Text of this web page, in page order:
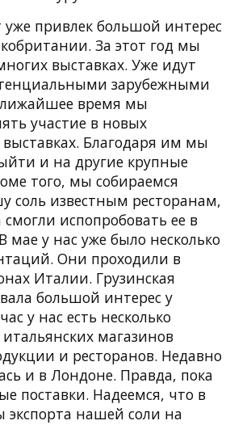
привлек большой интерес
За этот год мы
выставках. Уже идут
зарубежными
время мы
участие в новых
Благодаря им мы
и на другие крупные
того, мы собираемся
соль известным ресторанам,
испопробовать ее в
мае у нас уже было несколько
Они проходили в
Италии. Грузинская
большой интерес у
у нас есть несколько
магазинов
и ресторанов. Недавно
и в Лондоне. Правда, пока
поставки. Надеемся, что в
нашей соли на